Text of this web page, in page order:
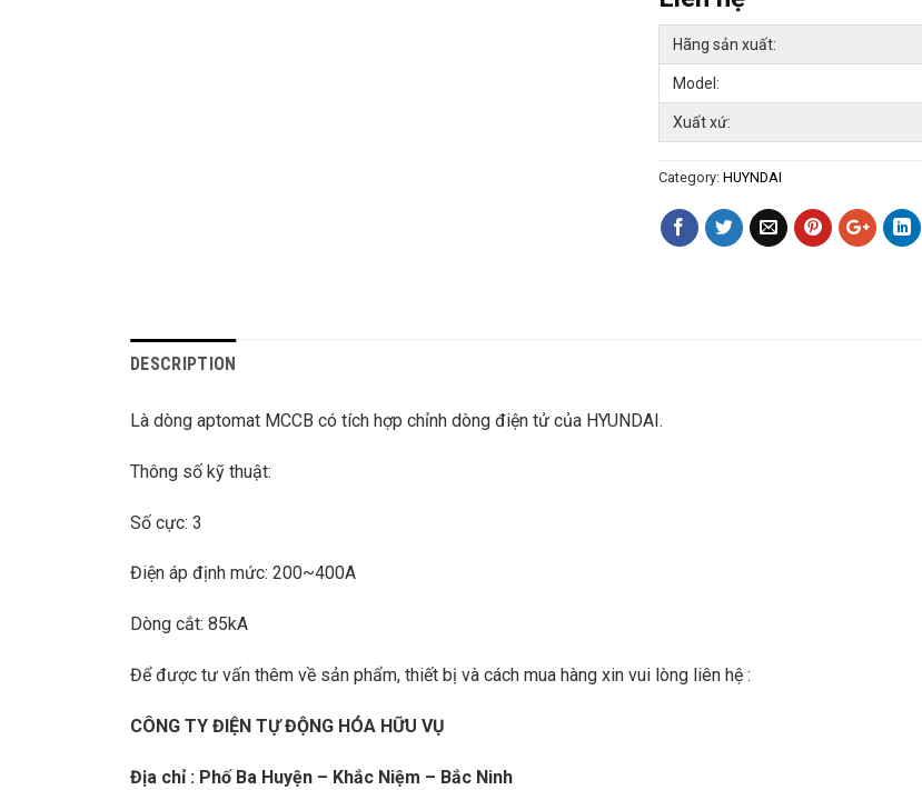
Hãng sản xuất:
Model:
Xuất xứ:
Category: HUYNDAI
DESCRIPTION
Là dòng aptomat MCCB có tích hợp chỉnh dòng điện tử của HYUNDAI.
Thông số kỹ thuật:
Số cực: 3
Điện áp định mức: 200~400A
Dòng cắt: 85kA
Để được tư vấn thêm về sản phẩm, thiết bị và cách mua hàng xin vui lòng liên hệ :
CÔNG TY ĐIỆN TỰ ĐỘNG HÓA HỮU VỤ
Địa chỉ : Phố Ba Huyện – Khắc Niệm – Bắc Ninh